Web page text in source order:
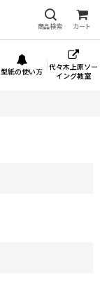
商品検索 カート
型紙の使い方
代々木上原ソー
イング教室